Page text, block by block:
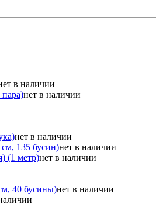
в наличии
нет в наличии
нет в наличии
135 бусин)нет в наличии
(1 метр)нет в наличии
40 бусины)нет в наличии